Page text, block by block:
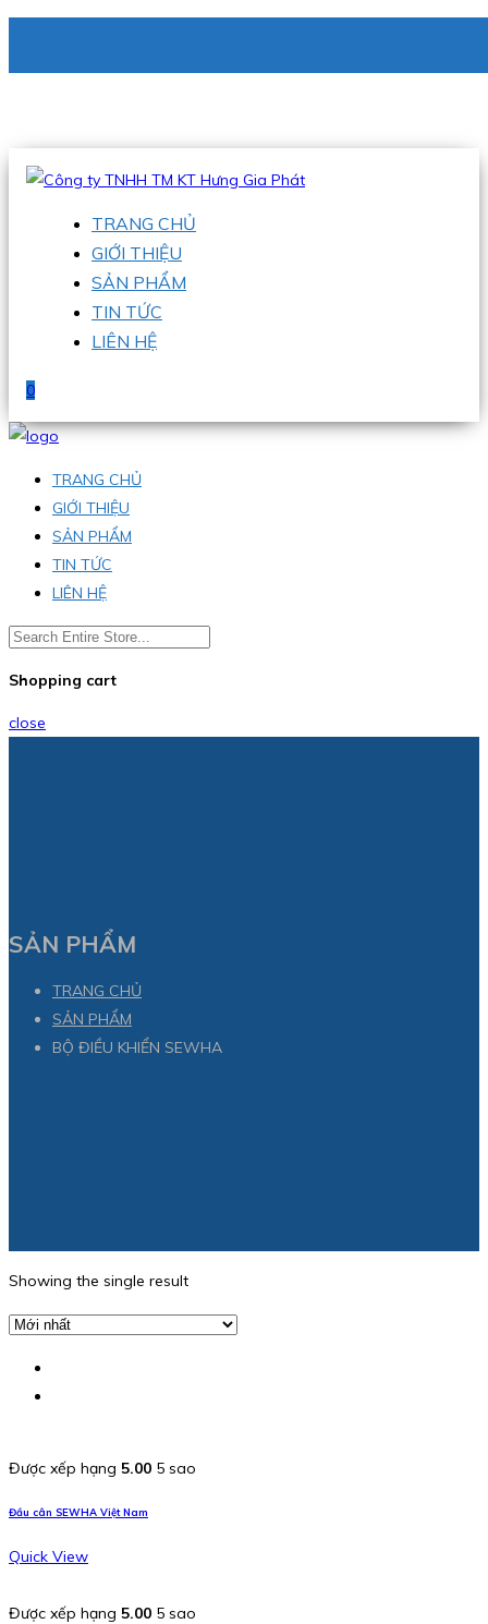
Hotline:0938 336 079
TRANG CHỦ
GIỚI THIỆU
SẢN PHẨM
TIN TỨC
LIÊN HỆ
0
TRANG CHỦ
GIỚI THIỆU
SẢN PHẨM
TIN TỨC
LIÊN HỆ
Shopping cart
close
SẢN PHẨM
TRANG CHỦ
SẢN PHẨM
BỘ ĐIỀU KHIỂN SEWHA
Showing the single result
Được xếp hạng 5.00 5 sao
Đầu cân SEWHA Việt Nam
Quick View
Được xếp hạng 5.00 5 sao